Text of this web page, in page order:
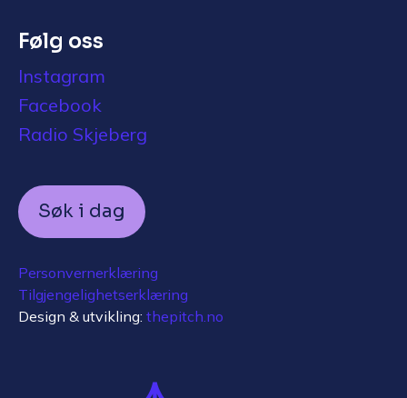
Følg oss
Instagram
Facebook
Radio Skjeberg
Søk i dag
Personvernerklæring
Tilgjengelighetserklæring
Design & utvikling: thepitch.no